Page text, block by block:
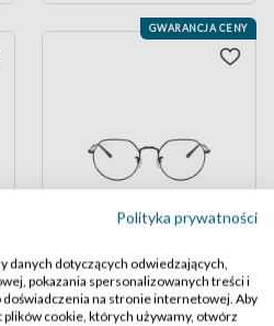
GWARANCJA CENY
Ray-Ban 6465 Jack
kolor 2509
Polityka prywatności
danych dotyczących odwiedzających,
pokazania spersonalizowanych treści i
doświadczenia na stronie internetowej. Aby
cookie, których używamy, otwórz